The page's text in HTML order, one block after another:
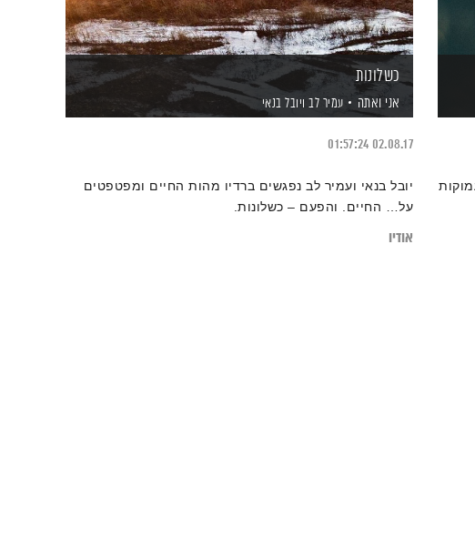
כשלונות
אני ואתה עמיר לב ויובל בנאי
02.08.17
01:57:24
יובל בנאי ועמיר לב נפגשים ברדיו מהות החיים ומפטפטים
על… החיים. והפעם – כשלונות.
אודיו